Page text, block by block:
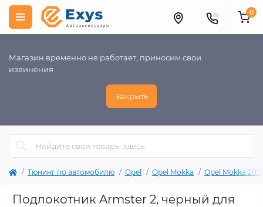
Магазин временно не работает, приносим свои
извинения
Закрыть
0
Тюнинг по автомобилю Opel Opel Mokka Opel Mokka
Подлокотник Armster 2, чёрный для